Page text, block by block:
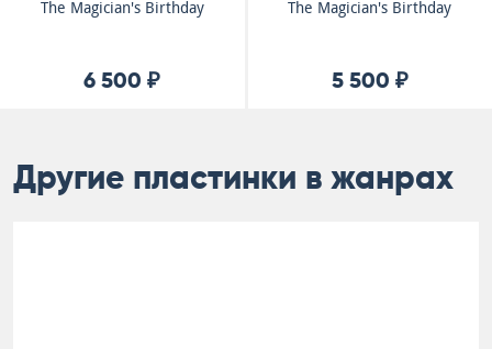
The Magician's Birthday
6 500 ₽
The Magician's Birthday
5 500 ₽
Другие пластинки в жанрах